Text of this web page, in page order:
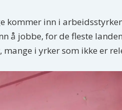
inn i
å jobbe, for de fleste
i yrker som ikke er